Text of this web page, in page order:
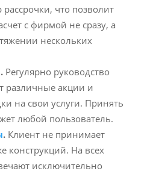
что позволит
с фирмой не сразу, а
нескольких
.Регулярно руководство
различные акции и
на свои услуги. Принять
любой пользователь.
.Клиент не принимает
конструкций. На всех
исключительно